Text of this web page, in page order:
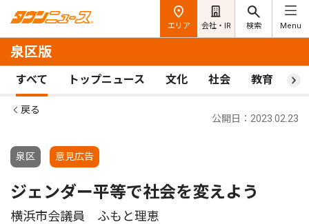
エリア 会社・IR 検索 Menu
泉区版
すべて トップニュース 文化 社会 教育 ス
戻る
泉区 意見広告
公開日：2023.02.23
ジェンダー平等で社会を変えよう
横浜市会議員 ふもと理恵